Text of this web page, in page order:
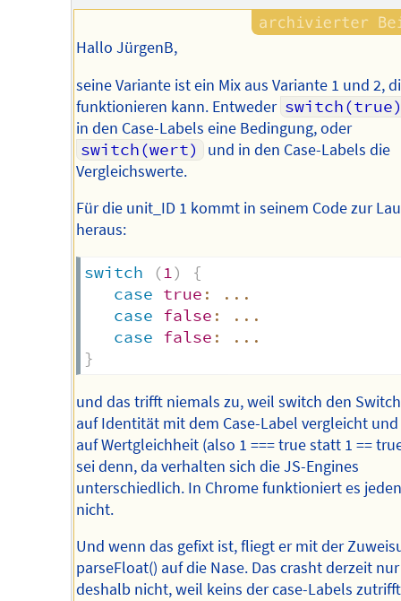
Hallo JürgenB,
seine Variante ist ein Mix aus Variante 1 und 2,
funktionieren kann. Entweder
in den Case-Labels eine Bedingung, oder
switch(wert)
und in den Case-Labels die
Vergleichswerte.
Für die unit_ID 1 kommt in seinem Code zur
heraus:
switch (1)
{
case true :
...
case false :
...
case false :
...
}
und das trifft niemals zu, weil switch den
auf Identität mit dem Case-Label vergleicht
auf Wertgleichheit (also 1 === true statt 1 ==
sei denn, da verhalten sich die JS-Engines
unterschiedlich. In Chrome funktioniert es
nicht.
Und wenn das gefixt ist, fliegt er mit der
parseFloat() auf die Nase. Das crasht derzeit nur
deshalb nicht, weil keins der case-Labels